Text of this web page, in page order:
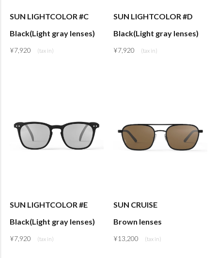
SUN LIGHTCOLOR #C
Black(Light gray lenses)
¥7,920
SUN LIGHTCOLOR #D
Black(Light gray lenses)
¥7,920
SUN LIGHTCOLOR #E
Black(Light gray lenses)
¥7,920
SUN CRUISE
Brown lenses
¥13,200